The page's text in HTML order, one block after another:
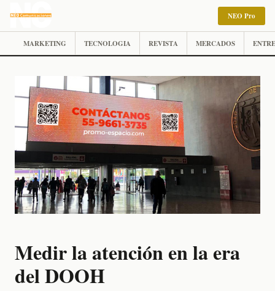
NEO Pro
MARKETING TECNOLOGIA REVISTA MERCADOS
Medir la atención en la era
del DOOH